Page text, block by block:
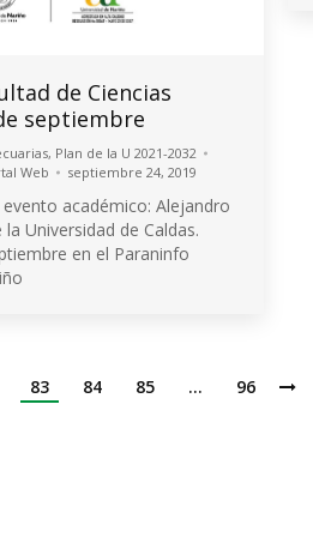
de Ciencias
septiembre
, Plan de la U 2021-2032
Web septiembre 24, 2019
académico: Alejandro
Universidad de Caldas.
en el Paraninfo
83 84 85 … 96